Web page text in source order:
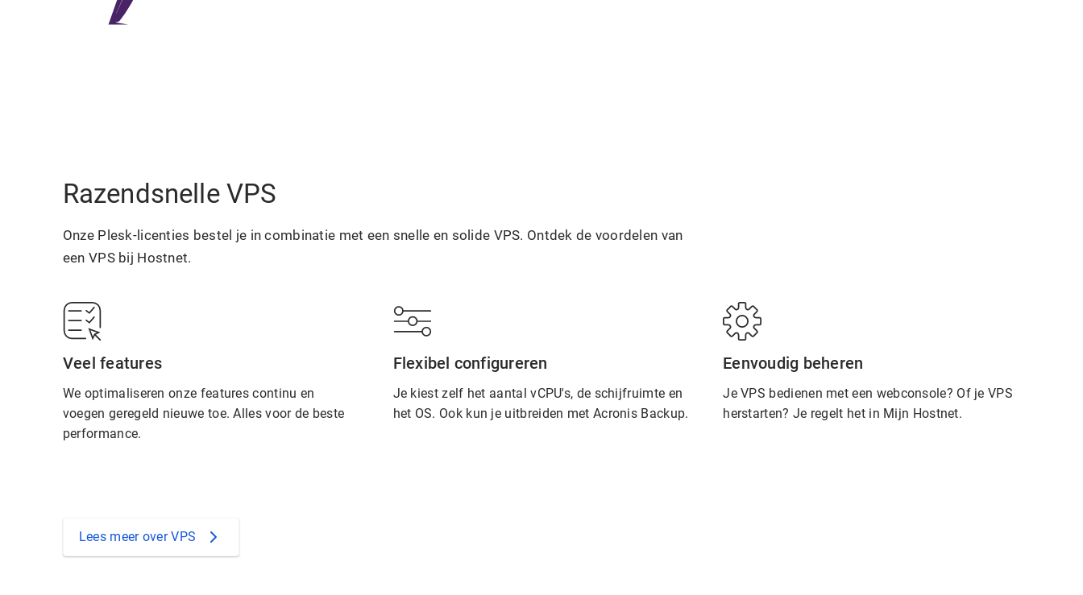
Razendsnelle VPS
Onze Plesk-licenties bestel je in combinatie met een snelle en solide VPS. Ontdek de voordelen van
een VPS bij Hostnet.
Veel features
We optimaliseren onze features continu en
voegen geregeld nieuwe toe. Alles voor de beste
performance.
Flexibel configureren
Je kiest zelf het aantal vCPU's, de schijfruimte en
het OS. Ook kun je uitbreiden met Acronis Backup.
Eenvoudig beheren
Je VPS bedienen met een webconsole? Of je VPS
herstarten? Je regelt het in Mijn Hostnet.
Lees meer over VPS